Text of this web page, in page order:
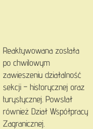
Reaktywowana została
po chwilowym
zawieszeniu działalność
sekcji – historycznej oraz
turystycznej. Powstał
również Dział Współpracy
Zagranicznej.